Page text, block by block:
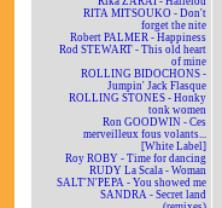
RITA MITSOUKO - Don't
forget the nite
Robert PALMER - Happiness
Rod STEWART - This old heart
of mine
ROLLING BIDOCHONS -
Jumpin' Jack Flasque
ROLLING STONES - Honky
tonk women
Ron GOODWIN - Ces
merveilleux fous volants...
[White Label]
Roy ROBY - Time for dancing
RUDY La Scala - Woman
SALT'N'PEPA - You showed me
SANDRA - Secret land